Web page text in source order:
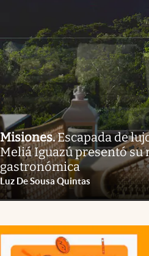
Misiones.Escapada de
Meliá Iguazú presentó su
gastronómica
Luz De Sousa Quintas